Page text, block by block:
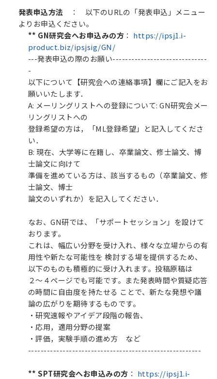
発表申込方法 ： 以下のURLの「発表申込」メニュー
よりお申込ください。
** GN研究会へお申込みの方 ： https://ipsj1.i-
product.biz/ipsjsig/GN/
---発表申込の際のお願い------------------------------
-
以下について【研究会への連絡事項】欄にご記入をお
願いいたします．
A: メーリングリストへの登録について: GN研究会メー
リングリストへの
登録希望の方は，「ML登録希望」と記入してくださ
い．
B: 現在、大学等に在籍し、卒業論文、修士論文、博
士論文に向けて
準備を進めている方は、該当するもの（卒業論文、修
士論文、博士
論文のいずれか）を記入してください．
なお、GN研では、「サポートセッション」を設けて
おります。
これは、幅広い分野を受け入れ、様々な立場からの有
用性や新たな可能性を 検討する場を提供するため、
以下のものも積極的に受け入れます。投稿原稿は
２〜４ページでも可能です。また発表時間や質疑応答
の時間に自由度を持たせる ことで、新たな発想や議
論の広がりを期待するものです。
・研究速報やアイデア段階の報告、
・応用，適用分野の提案
・評価，実験手順の進め方 など
-------------------------------------------------------
** SPT研究会へお申込みの方 ： https://ipsj1.i-